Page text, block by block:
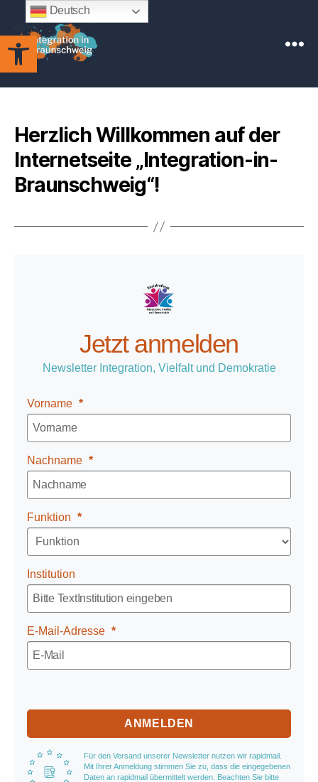
Werkzeugleiste öffnen
Integration
in
Herzlich Willkommen auf der
Internetseite „Integration-in-
Braunschweig“!
Jetzt anmelden
Newsletter Integration, Vielfalt und Demokratie
Vorname
Nachname
Funktion
Institution
E-Mail-Adresse
ANMELDEN
Für den Versand unserer Newsletter nutzen wir rapidmail.
Mit Ihrer Anmeldung stimmen Sie zu, dass die eingegebenen
Daten an rapidmail übermittelt werden. Beachten Sie bitte
Deutsch